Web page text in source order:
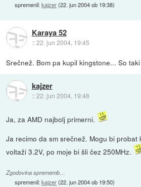
spremenil:kajzer(22. jun 2004 ob 19:38)
Karaya 52
::22. jun 2004, 19:45
Srečnež. Bom pa kupil kingstone... So
kajzer
::22. jun 2004, 19:48
Ja, za AMD najbolj primerni.
Ja recimo da sm srečnež. Mogu bi probat
voltaži 3.2V, po moje bi šli čez 250MHz.
Zgodovina sprememb…
spremenil:kajzer(22. jun 2004 ob 19:50)